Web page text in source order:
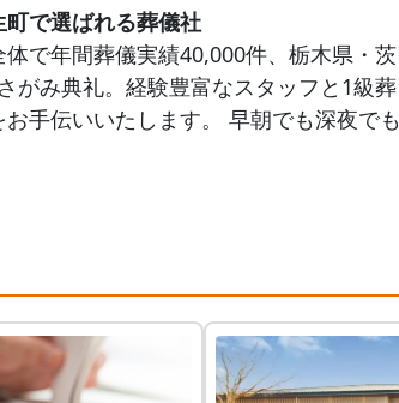
町で選ばれる葬儀社
で年間葬儀実績40,000件、栃木県・茨
がみ典礼。経験豊富なスタッフと1級葬
手伝いいたします。 早朝でも深夜でも